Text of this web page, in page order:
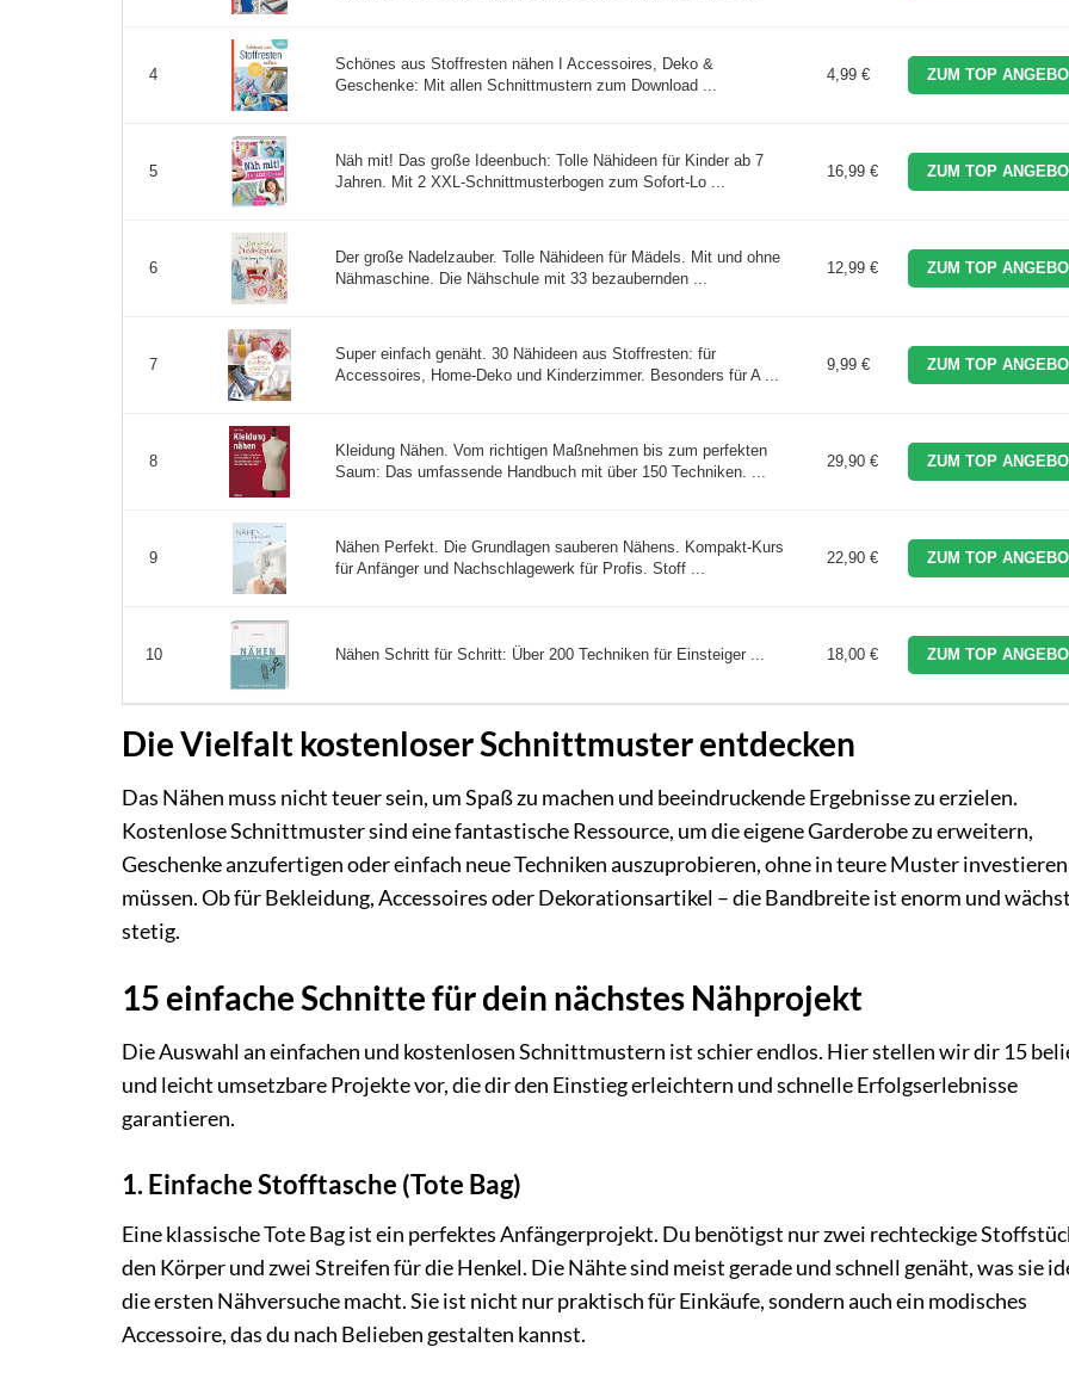
4
Schönes aus Stoffresten nähen I Accessoires, Deko &
Geschenke: Mit allen Schnittmustern zum Download ...
4,99 € ZUM TOP
5
Näh mit! Das große Ideenbuch: Tolle Nähideen für Kinder ab 7
Jahren. Mit 2 XXL-Schnittmusterbogen zum Sofort-Lo ...
16,99 € ZUM TOP
6
Der große Nadelzauber. Tolle Nähideen für Mädels. Mit und ohne
Nähmaschine. Die Nähschule mit 33 bezaubernden ...
12,99 € ZUM TOP
7
Super einfach genäht. 30 Nähideen aus Stoffresten: für
Accessoires, Home-Deko und Kinderzimmer. Besonders für A ...
9,99 € ZUM TOP
8
Kleidung Nähen. Vom richtigen Maßnehmen bis zum perfekten
Saum: Das umfassende Handbuch mit über 150 Techniken. ...
29,90 € ZUM TOP
9
Nähen Perfekt. Die Grundlagen sauberen Nähens. Kompakt-Kurs
für Anfänger und Nachschlagewerk für Profis. Stoff ...
22,90 € ZUM TOP
10 Nähen Schritt für Schritt: Über 200 Techniken für Einsteiger ... 18,00 € ZUM TOP
Die Vielfalt kostenloser Schnittmuster entdecken
Das Nähen muss nicht teuer sein, um Spaß zu machen und beeindruckende Ergebnisse zu erzielen.
Kostenlose Schnittmuster sind eine fantastische Ressource, um die eigene Garderobe zu erweitern,
Geschenke anzufertigen oder einfach neue Techniken auszuprobieren, ohne in teure Muster investieren
müssen. Ob für Bekleidung, Accessoires oder Dekorationsartikel – die Bandbreite ist enorm und wächst
stetig.
15 einfache Schnitte für dein nächstes Nähprojekt
Die Auswahl an einfachen und kostenlosen Schnittmustern ist schier endlos. Hier stellen wir dir 15
und leicht umsetzbare Projekte vor, die dir den Einstieg erleichtern und schnelle Erfolgserlebnisse
garantieren.
1. Einfache Stofftasche (Tote Bag)
Eine klassische Tote Bag ist ein perfektes Anfängerprojekt. Du benötigst nur zwei rechteckige
den Körper und zwei Streifen für die Henkel. Die Nähte sind meist gerade und schnell genäht, was sie
die ersten Nähversuche macht. Sie ist nicht nur praktisch für Einkäufe, sondern auch ein modisches
Accessoire, das du nach Belieben gestalten kannst.